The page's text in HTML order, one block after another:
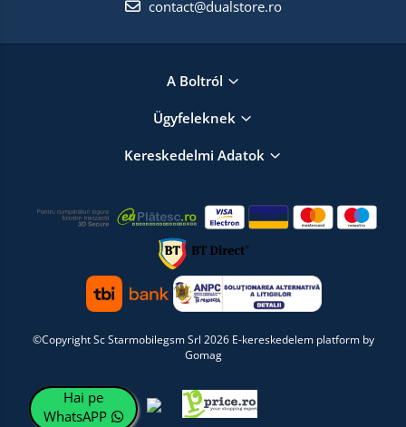
contact@dualstore.ro
A Boltról
Ügyfeleknek
Kereskedelmi Adatok
©Copyright Sc Starmobilegsm Srl 2026 E-kereskedelem platform by
Gomag
Hai pe
WhatsAPP